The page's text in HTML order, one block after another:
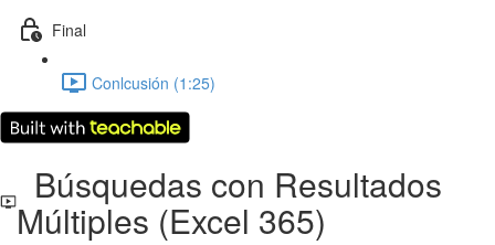
Final
Conlcusión (1:25)
Búsquedas con Resultados
Múltiples (Excel 365)